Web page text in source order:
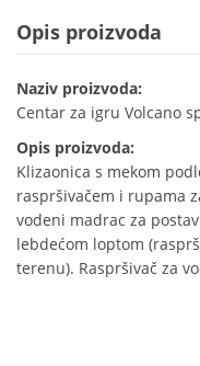
Opis proizvoda
Naziv proizvoda:
Centar za igru Volcano
Opis proizvoda:
Klizaonica s mekom
raspršivačem i rupama
vodeni madrac za
lebdećom loptom
terenu). Raspršivač za